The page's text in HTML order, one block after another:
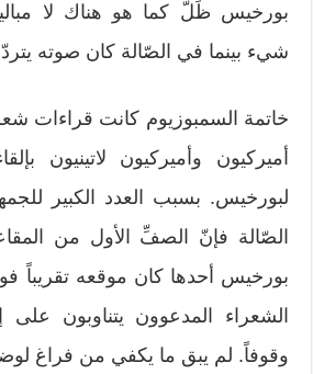
بورخيس ظَلّ كما هو هناك لا
شيء بينما في الصّالة كان صوته
خاتمة السمبوزيوم كانت قراءات
أميركيون وأميركيون لاتينيون
لبورخيس. بسبب العدد الكبير
الصّالة فإنّ الصفِّ الأول من
بورخيس أحدها كان موقعه تقريباً
الشعراء المدعوون يتناوبون على
وقوفاً. لم يبق ما يكفي من فراغ